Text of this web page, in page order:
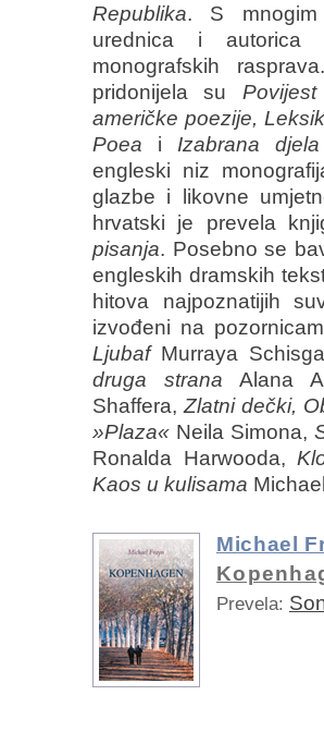
Republika. S mnogim
urednica i autorica
monografskih
pridonijela su
američke poezije,
Poea i Izabrana
engleski niz
glazbe i likovne
hrvatski je prevela
pisanja. Posebno se
engleskih dramskih
hitova najpoznatijih
izvođeni na
LjubafMurraya
druga strana Alana
Shaffera, Zlatni dečki,
»Plaza« Neila Simona,
Ronalda Harwooda,
Kaos u kulisama
Michael
Prevela: